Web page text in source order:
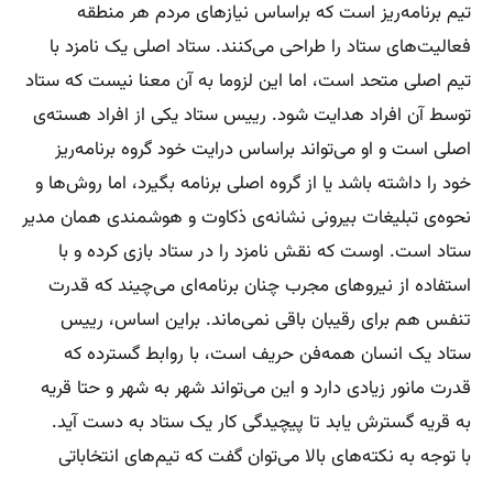
تیم برنامه‌ریز است که بر‌اساس نیازهای مردم هر ‌منطقه
فعالیت‌های ستاد را طراحی می‌کنند. ستاد اصلی یک نامزد با
تیم اصلی متحد است، اما این لزوما به آن معنا نیست که ستاد
توسط آن افراد هدایت شود. رییس ستاد یکی از افراد هسته‌ی
اصلی است و او می‌تواند بر‌اساس درایت خود گروه برنامه‌ریز
خود را داشته باشد ‌یا از گروه اصلی برنامه بگیرد، اما روش‌ها و
نحوه‌ی تبلیغات بیرونی نشانه‌ی ذکاوت و هوشمندی همان مدیر
ستاد است. اوست که نقش نامزد را در ستاد بازی کرده و با
استفاده از نیروهای مجرب چنان برنامه‌ای می‌چیند که قدرت
تنفس هم برای رقیبان باقی نمی‌ماند. بر‌این اساس، رییس
ستاد یک انسان همه‌فن حریف است، با روابط گسترده که
قدرت مانور زیادی دارد و این می‌تواند شهر به شهر و حتا قریه
به قریه گسترش یابد تا پیچیدگی کار یک ستاد به دست آید.
با توجه به نکته‌های بالا می‌توان گفت که تیم‌های انتخاباتی